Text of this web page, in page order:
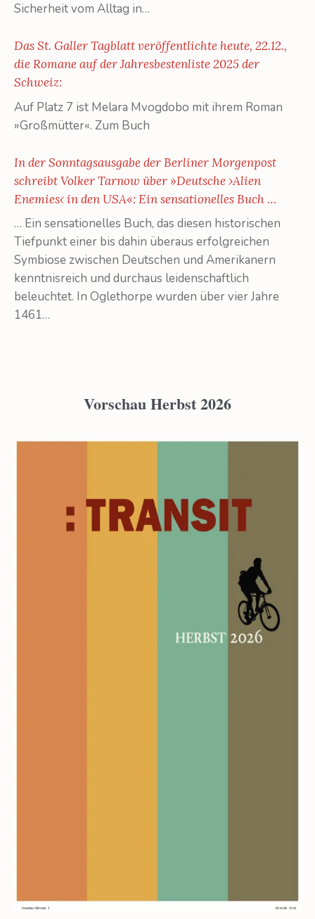
Sicherheit vom Alltag in…
Das St. Galler Tagblatt veröffentlichte heute, 22.12.,
die Romane auf der Jahresbestenliste 2025 der
Schweiz:
Auf Platz 7 ist Melara Mvogdobo mit ihrem Roman
»Großmütter«. Zum Buch
In der Sonntagsausgabe der Berliner Morgenpost
schreibt Volker Tarnow über »Deutsche ›Alien
Enemies‹ in den USA«: Ein sensationelles Buch …
… Ein sensationelles Buch, das diesen historischen
Tiefpunkt einer bis dahin überaus erfolgreichen
Symbiose zwischen Deutschen und Amerikanern
kenntnisreich und durchaus leidenschaftlich
beleuchtet. In Oglethorpe wurden über vier Jahre
1461…
Vorschau Herbst 2026